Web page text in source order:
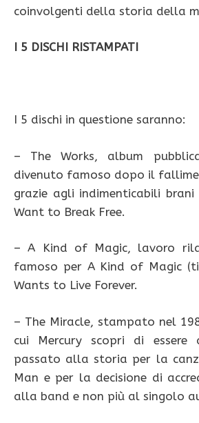
coinvolgenti della storia della
I 5 DISCHI RISTAMPATI
I 5 dischi in questione saranno:
– The Works, album
divenuto famoso dopo il
grazie agli indimenticabili
Want to Break Free.
– A Kind of Magic, lavoro
famoso per A Kind of Magic
Wants to Live Forever.
– The Miracle, stampato nel
cui Mercury scopri di
passato alla storia per la
Man e per la decisione di
alla band e non più al singolo